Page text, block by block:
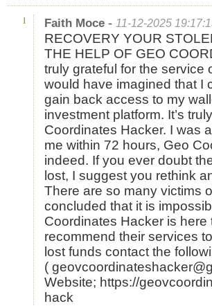
1 Faith Moce- 11-12-2025
RECOVERY YOUR
THE HELP OF GEO
truly grateful for the service
would have imagined that I
gain back access to my
investment platform. It’s
Coordinates Hacker. I was
me within 72 hours, Geo
indeed. If you ever doubt
lost, I suggest you rethink
There are so many victims
concluded that it is
Coordinates Hacker is
recommend their services
lost funds contact the
(
Website; https://
hack